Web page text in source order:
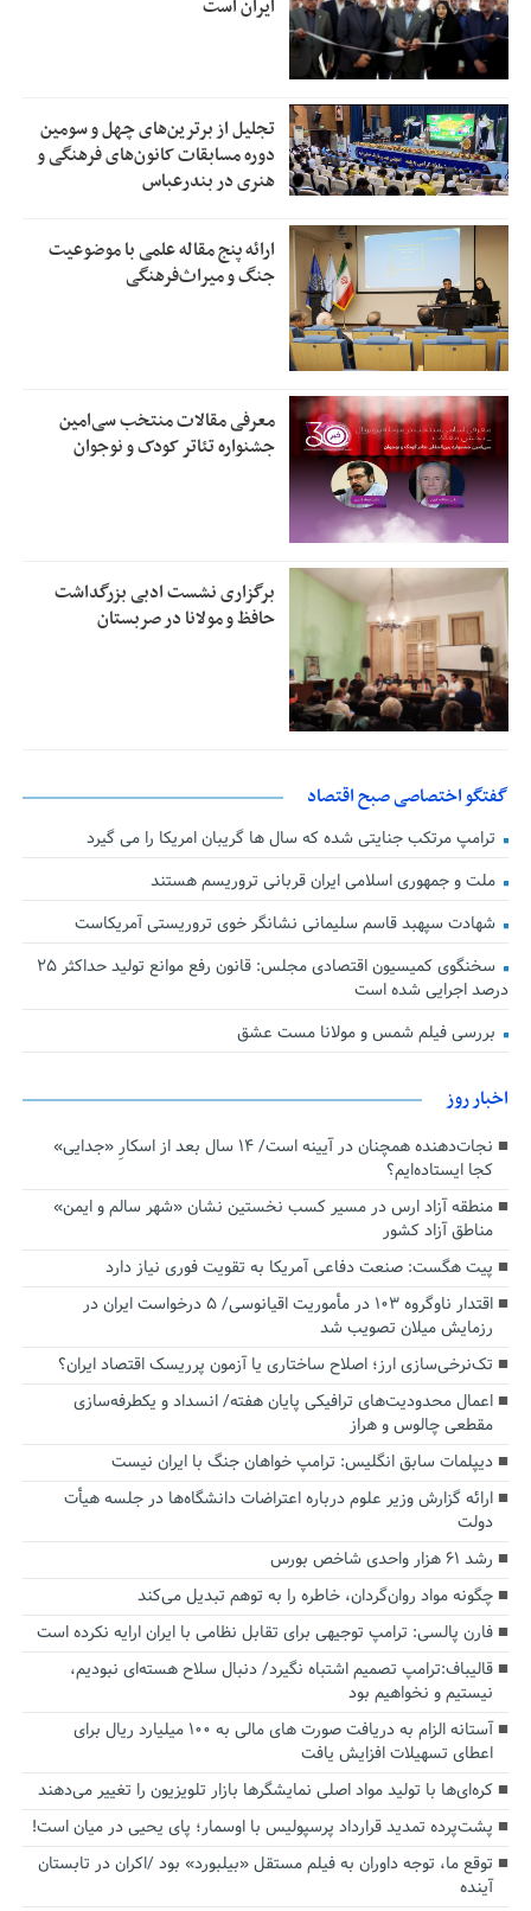
ایران است
تجلیل از بر‌ترین‌های چهل و سومین
دوره مسابقات کانون‌های فرهنگی و
هنری در بندرعباس
ارائه پنج مقاله علمی با موضوعیت
جنگ و میراث‌فرهنگی
معرفی مقالات منتخب سی‌امین
جشنواره تئاتر کودک و نوجوان
برگزاری نشست ادبی بزرگداشت
حافظ و مولانا در صربستان
گفتگو اختصاصی صبح اقتصاد
ترامپ مرتکب جنایتی شده که سال ها گریبان امریکا را می گیرد
ملت و جمهوری اسلامی ایران قربانی تروریسم هستند
شهادت سپهبد قاسم سلیمانی نشانگر خوی تروریستی آمریکاست
سخنگوی کمیسیون اقتصادی مجلس: قانون رفع موانع تولید حداکثر ۲۵
درصد اجرایی شده است
بررسی فیلم شمس و مولانا مست عشق
اخبار روز
نجات‌دهنده‌ همچنان در آیینه است/ ۱۴ سال بعد از اسکارِ «جدایی»
کجا ایستاده‌ایم؟
منطقه آزاد ارس در مسیر کسب نخستین نشان «شهر سالم و ایمن»
مناطق آزاد کشور
پیت هگست: صنعت دفاعی آمریکا به تقویت فوری نیاز دارد
اقتدار ناوگروه ۱۰۳ در مأموریت‌ اقیانوسی/ ۵ درخواست ایران در
رزمایش میلان تصویب شد
تک‌نرخی‌سازی ارز؛ اصلاح ساختاری یا آزمون پرریسک اقتصاد ایران؟
اعمال محدودیت‌های ترافیکی پایان هفته/ انسداد و یکطرفه‌سازی
مقطعی چالوس و هراز
دیپلمات سابق انگلیس:‌ ترامپ خواهان جنگ با ایران نیست
ارائه گزارش وزیر علوم درباره اعتراضات دانشگاه‌ها در جلسه هیأت
دولت
رشد ۶۱ هزار واحدی شاخص بورس
چگونه مواد روان‌گردان، خاطره را به توهم تبدیل می‌کند
فارن پالسی: ترامپ توجیهی برای تقابل نظامی با ایران ارایه نکرده است
قالیباف:ترامپ تصمیم اشتباه نگیرد/ دنبال سلاح هسته‌ای نبودیم،
نیستیم و نخواهیم بود
آستانه الزام به دریافت صورت های مالی به ۱۰۰ میلیارد ریال برای
اعطای تسهیلات افزایش یافت
کره‌ای‌ها با تولید مواد اصلی نمایشگرها بازار تلویزیون را تغییر می‌دهند
پشت‌پرده تمدید قرارداد پرسپولیس با اوسمار؛ پای یحیی در میان است!
توقع ما، توجه داوران به فیلم مستقل «بیلبورد» بود /اکران در تابستان
آینده